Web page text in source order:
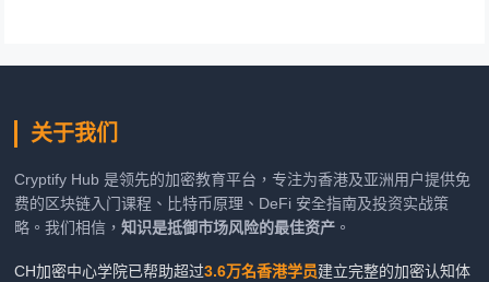
关于我们
Cryptify Hub 是领先的加密教育平台，专注为香港及亚洲用户提供免
费的区块链入门课程、比特币原理、DeFi 安全指南及投资实战策
略。我们相信，知识是抵御市场风险的最佳资产 。
CH加密中心学院已帮助超过3.6万名香港学员建立完整的加密认知体